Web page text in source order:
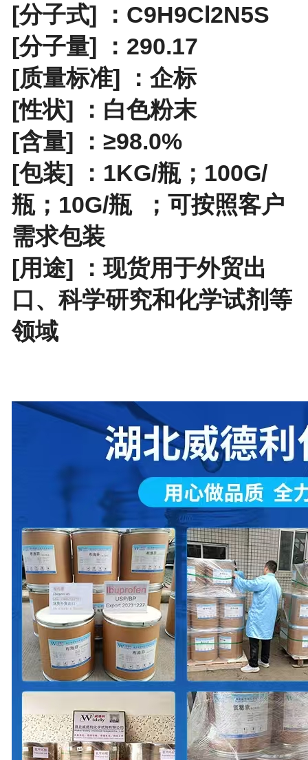
[分子式] ：C9H9Cl2N5S
[分子量] ：290.17
[质量标准] ：企标
[性状] ：白色粉末
[含量] ：≥98.0%
[包装] ： 1KG/瓶；100G/
瓶；10G/瓶； 可按照客户
需求包装
[用途] ：现货用于外贸出
口、科学研究和化学试剂等
领域